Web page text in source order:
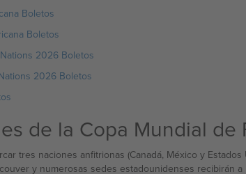
Boletos
Boletos
2026 Boletos
2026 Boletos
de la Copa Mundial
tres naciones anfitrionas (Canadá, México y
y numerosas sedes estadounidenses recibirán